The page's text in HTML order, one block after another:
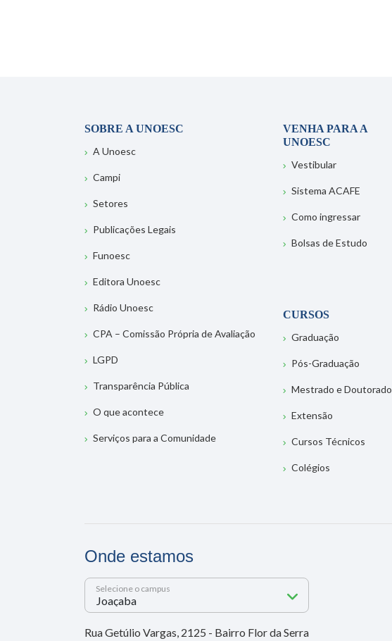
SOBRE A UNOESC
A Unoesc
Campi
Setores
Publicações Legais
Funoesc
Editora Unoesc
Rádio Unoesc
CPA – Comissão Própria de Avaliação
LGPD
Transparência Pública
O que acontece
Serviços para a Comunidade
VENHA PARA A
UNOESC
Vestibular
Sistema ACAFE
Como ingressar
Bolsas de Estudo
CURSOS
Graduação
Pós-Graduação
Mestrado e Doutorado
Extensão
Cursos Técnicos
Colégios
Onde estamos
Selecione o campus
Rua Getúlio Vargas, 2125 - Bairro Flor da Serra